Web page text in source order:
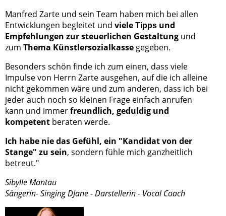
Manfred Zarte und sein Team haben mich bei allen
Entwicklungen begleitet und viele Tipps und
Empfehlungen zur steuerlichen Gestaltung und
zum Thema Künstlersozialkassegegeben.
Besonders schön finde ich zum einen, dass viele
Impulse von Herrn Zarte ausgehen, auf die ich alleine
nicht gekommen wäre und zum anderen, dass ich bei
jeder auch noch so kleinen Frage einfach anrufen
kann und immerfreundlich, geduldig und
kompetent beraten werde.
Ich habe nie das Gefühl, ein "Kandidat von der
Stange" zu sein, sondern fühle mich ganzheitlich
betreut."
Sibylle Mantau
Sängerin- Singing DJane - Darstellerin - Vocal Coach